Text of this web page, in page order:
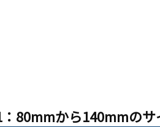
：80mmから140mmの